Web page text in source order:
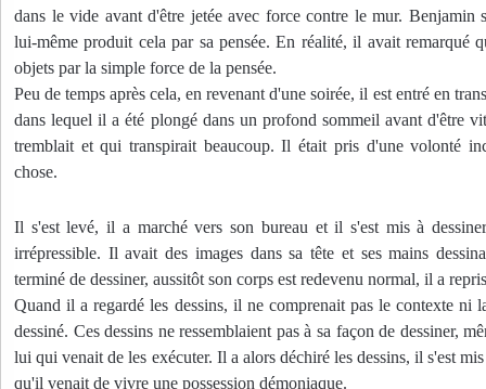
dans le vide avant d'être jetée avec force contre le mur. Benjamin
lui-même produit cela par sa pensée. En réalité, il avait remarqué
objets par la simple force de la pensée.
Peu de temps après cela, en revenant d'une soirée, il est entré en
dans lequel il a été plongé dans un profond sommeil avant d'être
tremblait et qui transpirait beaucoup. Il était pris d'une volonté
chose.
Il s'est levé, il a marché vers son bureau et il s'est mis à
irrépressible. Il avait des images dans sa tête et ses mains
terminé de dessiner, aussitôt son corps est redevenu normal, il a
Quand il a regardé les dessins, il ne comprenait pas le contexte ni
dessiné. Ces dessins ne ressemblaient pas à sa façon de dessiner,
lui qui venait de les exécuter. Il a alors déchiré les dessins, il s'est
qu'il venait de vivre une possession démoniaque.